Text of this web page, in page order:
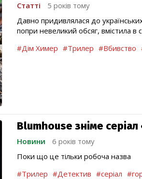
Статті
5 років тому
Давно придивлялася до
попри невеликий обсяг, вмістила в
#Дім Химер #Трилер #Вбивство
Blumhouse зніме
Новини
6 років тому
Поки що це тільки робоча назва
#Трилер #Детектив #серіал